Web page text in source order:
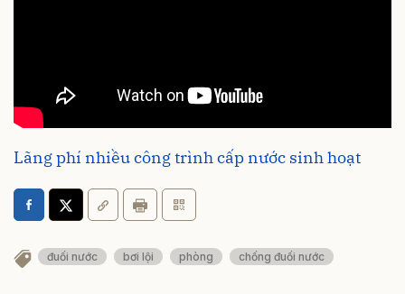
Lãng phí nhiều công trình cấp nước sinh hoạt
đuối nước bơi lội phòng chống đuối nước